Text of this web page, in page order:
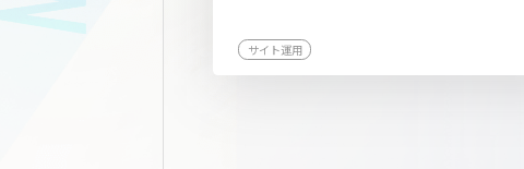
サイト運用